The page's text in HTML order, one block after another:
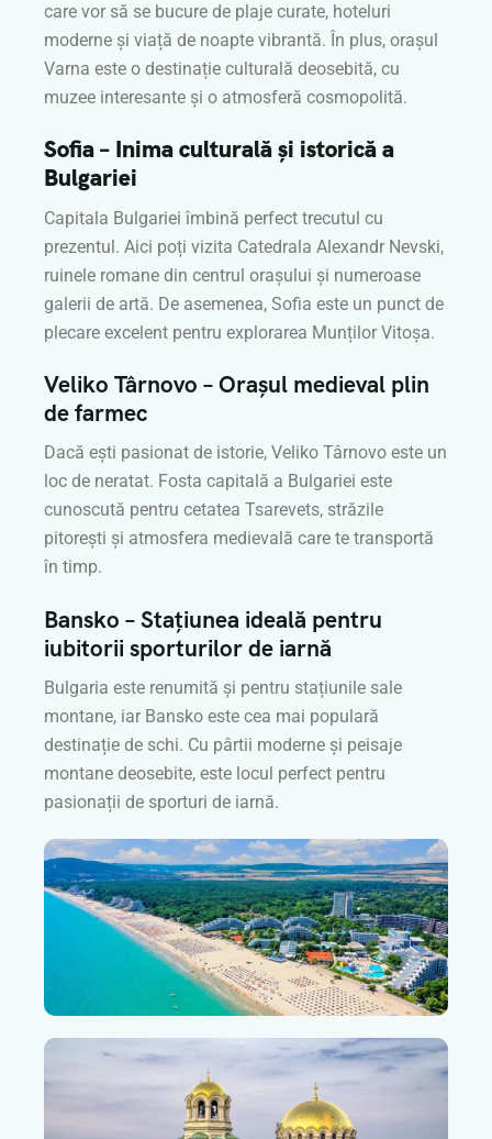
care vor să se bucure de plaje curate, hoteluri
moderne și viață de noapte vibrantă. În plus, orașul
Varna este o destinație culturală deosebită, cu
muzee interesante și o atmosferă cosmopolită.
Sofia – Inima culturală și istorică a
Bulgariei
Capitala Bulgariei îmbină perfect trecutul cu
prezentul. Aici poți vizita Catedrala Alexandr Nevski,
ruinele romane din centrul orașului și numeroase
galerii de artă. De asemenea, Sofia este un punct de
plecare excelent pentru explorarea Munților Vitoșa.
Veliko Târnovo – Orașul medieval plin
de farmec
Dacă ești pasionat de istorie, Veliko Târnovo este un
loc de neratat. Fosta capitală a Bulgariei este
cunoscută pentru cetatea Tsarevets, străzile
pitorești și atmosfera medievală care te transportă
în timp.
Bansko – Stațiunea ideală pentru
iubitorii sporturilor de iarnă
Bulgaria este renumită și pentru stațiunile sale
montane, iar Bansko este cea mai populară
destinație de schi. Cu pârtii moderne și peisaje
montane deosebite, este locul perfect pentru
pasionații de sporturi de iarnă.